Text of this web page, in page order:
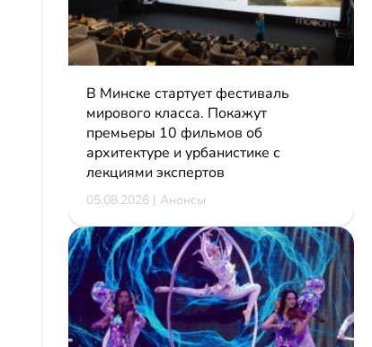
В Минске стартует фестиваль
мирового класса. Покажут
премьеры 10 фильмов об
архитектуре и урбанистике с
лекциями экспертов
05.08.2026 | Анонсы